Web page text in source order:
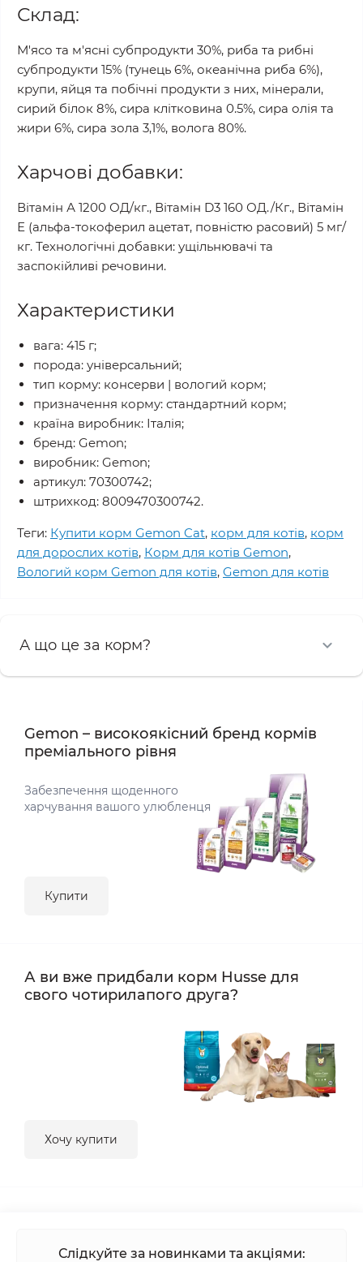
Склад:
М'ясо та м'ясні субпродукти 30%, риба та рибні
субпродукти 15% (тунець 6%, океанічна риба 6%),
крупи, яйця та побічні продукти з них, мінерали,
сирий білок 8%, сира клітковина 0.5%, сира олія та
жири 6%, сира зола 3,1%, волога 80%.
Харчові добавки:
Вітамін А 1200 ОД/кг., Вітамін D3 160 ОД./Кг., Вітамін
Е (альфа-токоферил ацетат, повністю расовий) 5 мг/
кг. Технологічні добавки: ущільнювачі та
заспокійливі речовини.
Характеристики
вага: 415 г;
порода: універсальний;
тип корму: консерви | вологий корм;
призначення корму: стандартний корм;
країна виробник: Італія;
бренд: Gemon;
виробник: Gemon;
артикул: 70300742;
штрихкод: 8009470300742.
Теги: Купити корм Gemon Cat, корм для котів, корм
для дорослих котів, Корм для котів Gemon,
Вологий корм Gemon для котів, Gemon для котів
А що це за корм?
Gemon – високоякісний бренд кормів
преміального рівня
Забезпечення щоденного
харчування вашого улюбленця
Купити
А ви вже придбали корм Husse для
свого чотирилапого друга?
Хочу купити
Слідкуйте за новинками та акціями: